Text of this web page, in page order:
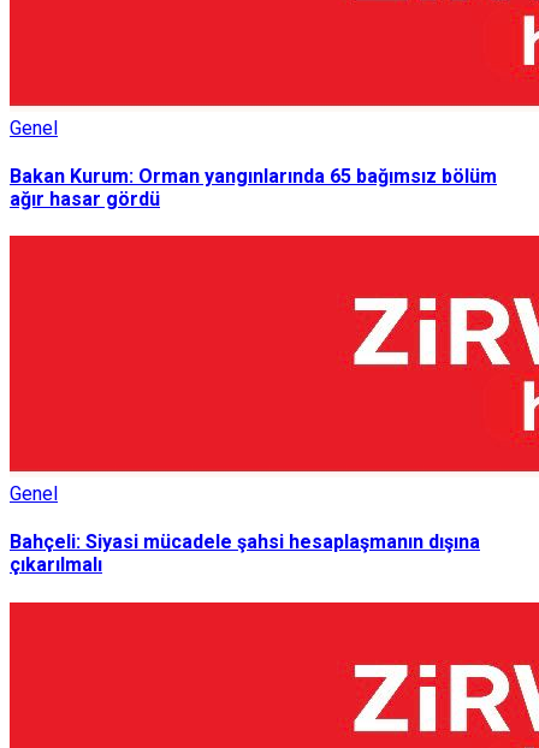
Genel
Bakan Kurum: Orman yangınlarında 65 bağımsız bölüm
ağır hasar gördü
Genel
Bahçeli: Siyasi mücadele şahsi hesaplaşmanın dışına
çıkarılmalı